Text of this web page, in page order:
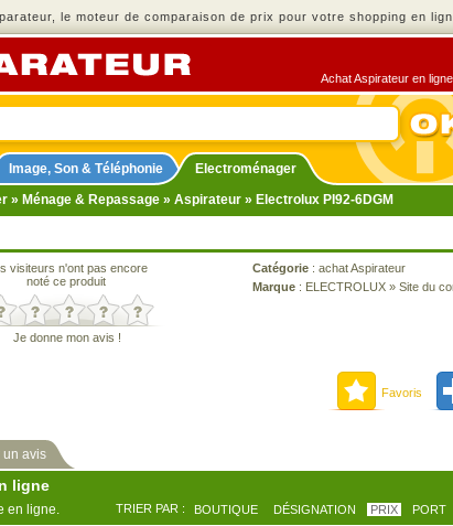
le moteur de comparaison de prix pour votre shopping en
Achat Aspirateur en
Image, Son & Téléphonie
Electroménager
» Ménage & Repassage » Aspirateur » Electrolux PI92-6DGM
visiteurs n'ont pas encore
noté ce produit
Je donne mon avis !
Catégorie : achat Aspirateur
Marque : ELECTROLUX » Site du
Favoris
un avis
ligne
en ligne. TRIER PAR : BOUTIQUE DÉSIGNATION PRIX PORT